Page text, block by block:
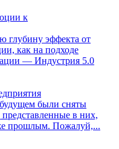
к
глубину эффекта от
как на подходе
— Индустрия 5.0
были сняты
представленные в них,
прошлым. Пожалуй,...